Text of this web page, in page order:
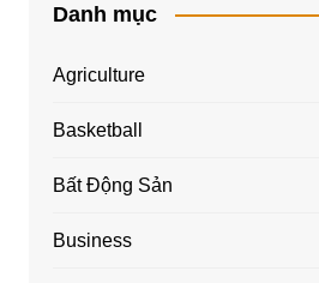
Danh mục
Agriculture
Basketball
Bất Động Sản
Business